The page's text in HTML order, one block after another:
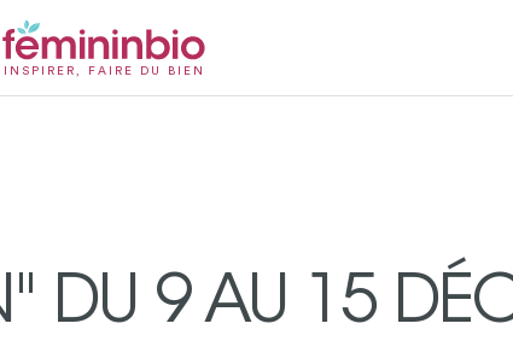
INSPIRER, FAIRE DU BIEN
DU 9 AU 15